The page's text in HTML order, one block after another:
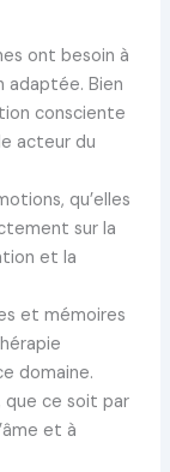
ont besoin à
Bien
consciente
acteur du
qu’elles
sur la
et la
et mémoires
domaine.
que ce soit par
et à